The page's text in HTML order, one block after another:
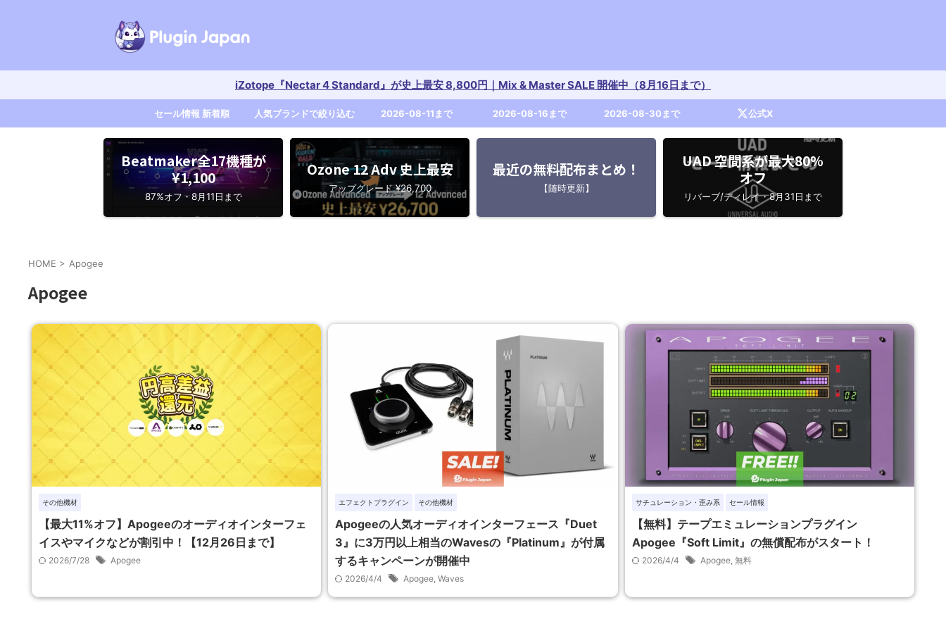
iZotope『Nectar 4 Standard』が史上最安 8,800円｜Mix & Master SALE 開催中（8月16日まで）
セール情報 新着順 人気ブランドで絞り込む 2026-08-11まで 2026-08-16まで 2026-08-30まで 公式X
Beatmaker全17機種が
¥1,100
87%オフ・8月11日まで
Ozone 12 Adv 史上最安
アップグレード ¥26,700
最近の無料配布まとめ！
【随時更新】
UAD 空間系が最大80%
オフ
リバーブ/ディレイ・8月31日まで
HOME > Apogee
Apogee
その他機材
【最大11%オフ】Apogeeのオーディオインターフェ
イスやマイクなどが割引中！【12月26日まで】
2026/7/28 Apogee
エフェクトプラグイン その他機材
Apogeeの人気オーディオインターフェース『Duet
3』に3万円以上相当のWavesの『Platinum』が付属
するキャンペーンが開催中
2026/4/4 Apogee,Waves
サチュレーション・歪み系 セール情報
【無料】テープエミュレーションプラグイン
Apogee『Soft Limit』の無償配布がスタート！
2026/4/4 Apogee, 無料